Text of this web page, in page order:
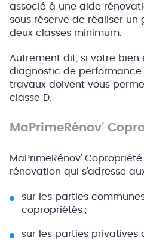
associé à une aide
sous réserve de réaliser
deux classes minimum.
Autrement dit, si votre bien
diagnostic de performance
travaux doivent vous
classe D.
MaPrimeRénov’
MaPrimeRénov’
rénovation qui s’adresse
sur les parties
copropriétés ;
sur les parties privatives